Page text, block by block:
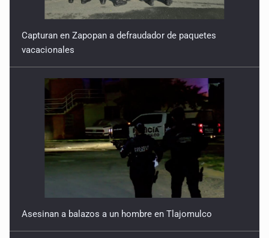
Capturan en Zapopan a defraudador de paquetes
vacacionales
Asesinan a balazos a un hombre en Tlajomulco